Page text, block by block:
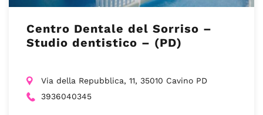
Centro Dentale del Sorriso –
Studio dentistico – (PD)
Via della Repubblica, 11, 35010 Cavino PD
3936040345